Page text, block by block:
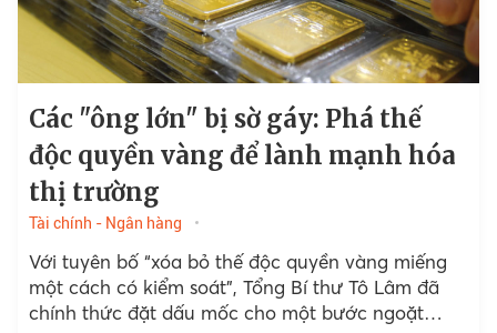
Các "ông lớn" bị sờ gáy: Phá thế
độc quyền vàng để lành mạnh hóa
thị trường
Tài chính - Ngân hàng
Với tuyên bố “xóa bỏ thế độc quyền vàng miếng
một cách có kiểm soát”, Tổng Bí thư Tô Lâm đã
chính thức đặt dấu mốc cho một bước ngoặt